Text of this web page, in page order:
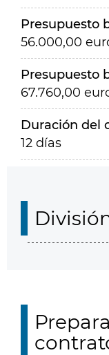
Presupuesto
56.000,00
Presupuesto
67.760,00
Duración del
12 días